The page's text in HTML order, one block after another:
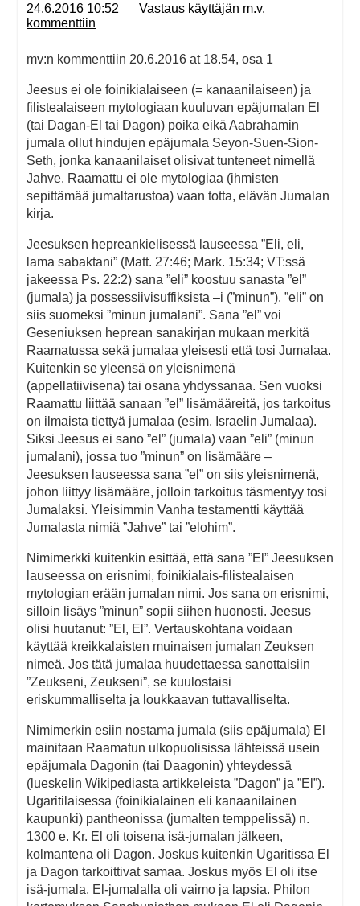
24.6.2016 10:52
Vastaus käyttäjän m.v.
kommenttiin
mv:n kommenttiin 20.6.2016 at 18.54, osa 1
Jeesus ei ole foinikialaiseen (= kanaanilaiseen) ja
filistealaiseen mytologiaan kuuluvan epäjumalan El
(tai Dagan-El tai Dagon) poika eikä Aabrahamin
jumala ollut hindujen epäjumala Seyon-Suen-Sion-
Seth, jonka kanaanilaiset olisivat tunteneet nimellä
Jahve. Raamattu ei ole mytologiaa (ihmisten
sepittämää jumaltarustoa) vaan totta, elävän Jumalan
kirja.
Jeesuksen hepreankielisessä lauseessa ”Eli, eli,
lama sabaktani” (Matt. 27:46; Mark. 15:34; VT:ssä
jakeessa Ps. 22:2) sana ”eli” koostuu sanasta ”el”
(jumala) ja possessiivisuffiksista –i (”minun”). ”eli” on
siis suomeksi ”minun jumalani”. Sana ”el” voi
Geseniuksen heprean sanakirjan mukaan merkitä
Raamatussa sekä jumalaa yleisesti että tosi Jumalaa.
Kuitenkin se yleensä on yleisnimenä
(appellatiivisena) tai osana yhdyssanaa. Sen vuoksi
Raamattu liittää sanaan ”el” lisämääreitä, jos tarkoitus
on ilmaista tiettyä jumalaa (esim. Israelin Jumalaa).
Siksi Jeesus ei sano ”el” (jumala) vaan ”eli” (minun
jumalani), jossa tuo ”minun” on lisämääre –
Jeesuksen lauseessa sana ”el” on siis yleisnimenä,
johon liittyy lisämääre, jolloin tarkoitus täsmentyy tosi
Jumalaksi. Yleisimmin Vanha testamentti käyttää
Jumalasta nimiä ”Jahve” tai ”elohim”.
Nimimerkki kuitenkin esittää, että sana ”El” Jeesuksen
lauseessa on erisnimi, foinikialais-filistealaisen
mytologian erään jumalan nimi. Jos sana on erisnimi,
silloin lisäys ”minun” sopii siihen huonosti. Jeesus
olisi huutanut: ”El, El”. Vertauskohtana voidaan
käyttää kreikkalaisten muinaisen jumalan Zeuksen
nimeä. Jos tätä jumalaa huudettaessa sanottaisiin
”Zeukseni, Zeukseni”, se kuulostaisi
eriskummalliselta ja loukkaavan tuttavalliselta.
Nimimerkin esiin nostama jumala (siis epäjumala) El
mainitaan Raamatun ulkopuolisissa lähteissä usein
epäjumala Dagonin (tai Daagonin) yhteydessä
(lueskelin Wikipediasta artikkeleista ”Dagon” ja ”El”).
Ugaritilaisessa (foinikialainen eli kanaanilainen
kaupunki) pantheonissa (jumalten temppelissä) n.
1300 e. Kr. El oli toisena isä-jumalan jälkeen,
kolmantena oli Dagon. Joskus kuitenkin Ugaritissa El
ja Dagon tarkoittivat samaa. Joskus myös El oli itse
isä-jumala. El-jumalalla oli vaimo ja lapsia. Philon